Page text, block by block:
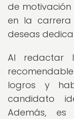
de motivación
en la
deseas
Al redactar
logros y
candidato
Además,